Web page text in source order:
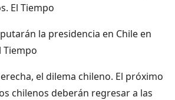
El Tiempo
la presidencia en Chile en
Tiempo
el dilema chileno. El próximo
chilenos deberán regresar a las